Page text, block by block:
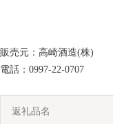
販売元：高崎酒造(株)
電話：0997-22-0707
返礼品名